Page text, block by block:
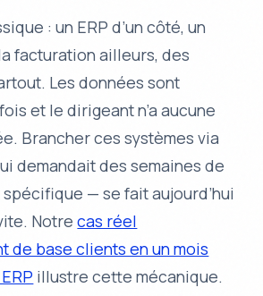
: un ERP d’un côté, un
facturation ailleurs, des
Les données sont
et le dirigeant n’a aucune
Brancher ces systèmes via
demandait des semaines de
— se fait aujourd’hui
Notrecas réel
de base clients en un mois
illustre cette mécanique.